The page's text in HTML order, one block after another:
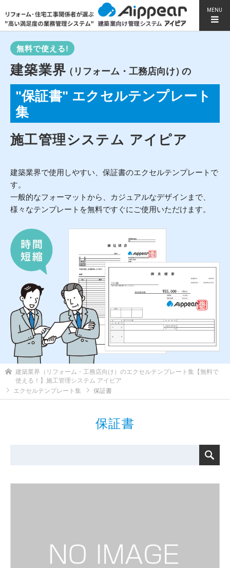
MENU
無料で使える!
建築業界（リフォーム・工務店向け）の
"保証書" エクセルテンプレート
集
施工管理システム アイピア
建築業界で使用しやすい、保証書のエクセルテンプレートで
す。
一般的なフォーマットから、カジュアルなデザインまで、
様々なテンプレートを無料ですぐにご使用いただけます。
建築業界（リフォーム・工務店向け）のエクセルテンプレート集【無料で
使える！】施工管理システム アイピア
エクセルテンプレート集
保証書
保証書